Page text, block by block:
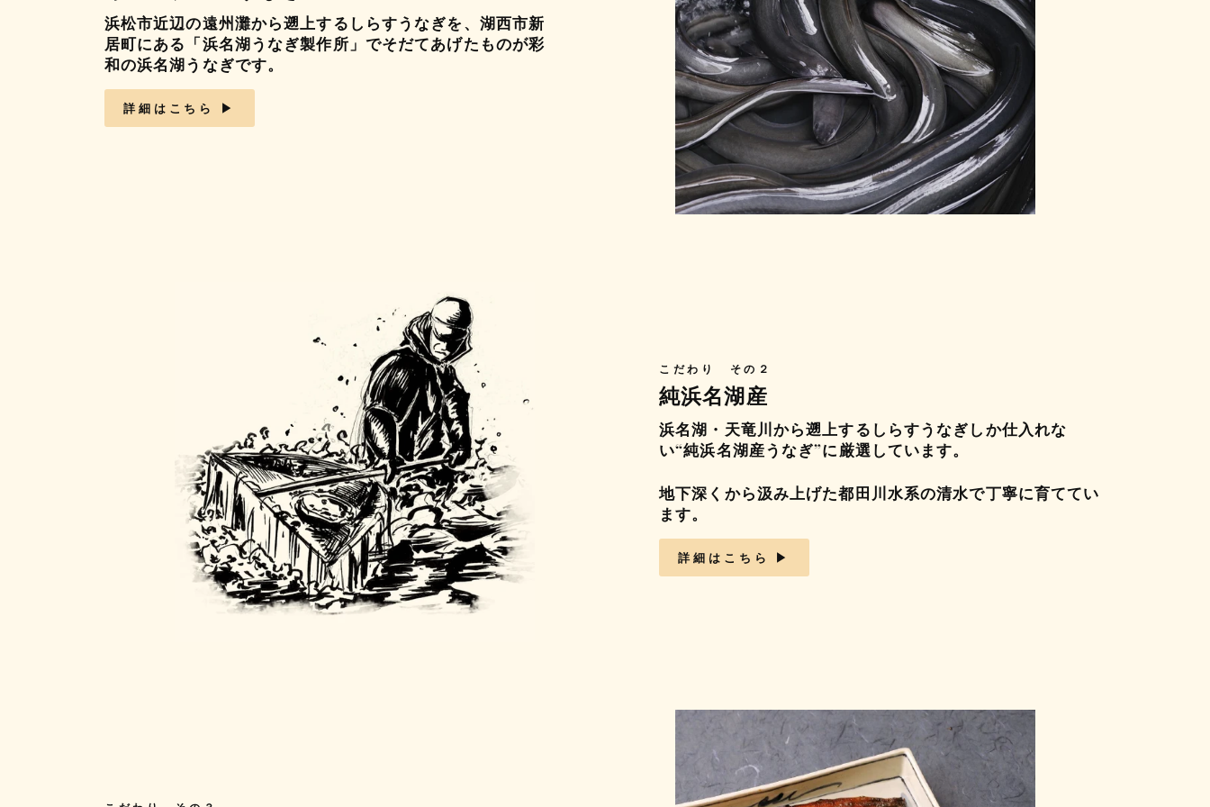
浜松市近辺の遠州灘から遡上するしらすうなぎを、湖西市新
居町にある「浜名湖うなぎ製作所」でそだてあげたものが彩
和の浜名湖うなぎです。
詳細はこちら ▶
こだわり その２
純浜名湖産
浜名湖・天竜川から遡上するしらすうなぎしか仕入れな
い“純浜名湖産うなぎ”に厳選しています。
地下深くから汲み上げた都田川水系の清水で丁寧に育ててい
ます。
詳細はこちら ▶